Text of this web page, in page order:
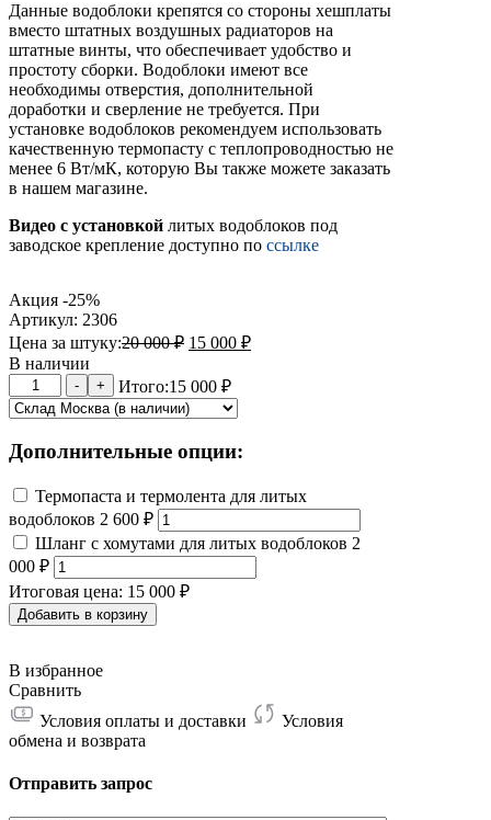
Данные водоблоки крепятся со стороны хешплаты
вместо штатных воздушных радиаторов на
штатные винты, что обеспечивает удобство и
простоту сборки. Водоблоки имеют все
необходимы отверстия, дополнительной
доработки и сверление не требуется. При
установке водоблоков рекомендуем использовать
качественную термопасту с теплопроводностью не
менее 6 Вт/мК, которую Вы также можете заказать
в нашем магазине.
Видео с установкой литых водоблоков под
заводское крепление доступно по ссылке
Акция -25%
Артикул: 2306
Цена за штуку:20 000₽ 15 000 ₽
В наличии
Количество
товара
Водоблоки
литые
Whatsminer
196
чипов
- + Итого:15 000 ₽
Дополнительные опции:
Термопаста и термолента для литых
водоблоков 2 600 ₽
Шланг с хомутами для литых водоблоков 2
000 ₽
Итоговая цена: 15 000 ₽
Добавить в корзину
В избранное
Сравнить
Условия оплаты и доставки
Условия
обмена и возврата
Отправить запрос